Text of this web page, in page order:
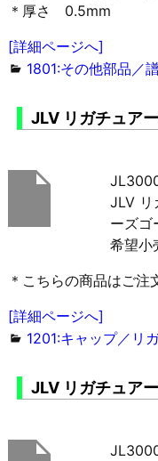
＊厚さ 0.5mm
[詳細ページへ]
1801:その他部品／
JLV リガチュア
JLV リ
ーズゴ
希望
＊こちらの商品はご注
[詳細ページへ]
1201:キャップ／リ
JLV リガチュア